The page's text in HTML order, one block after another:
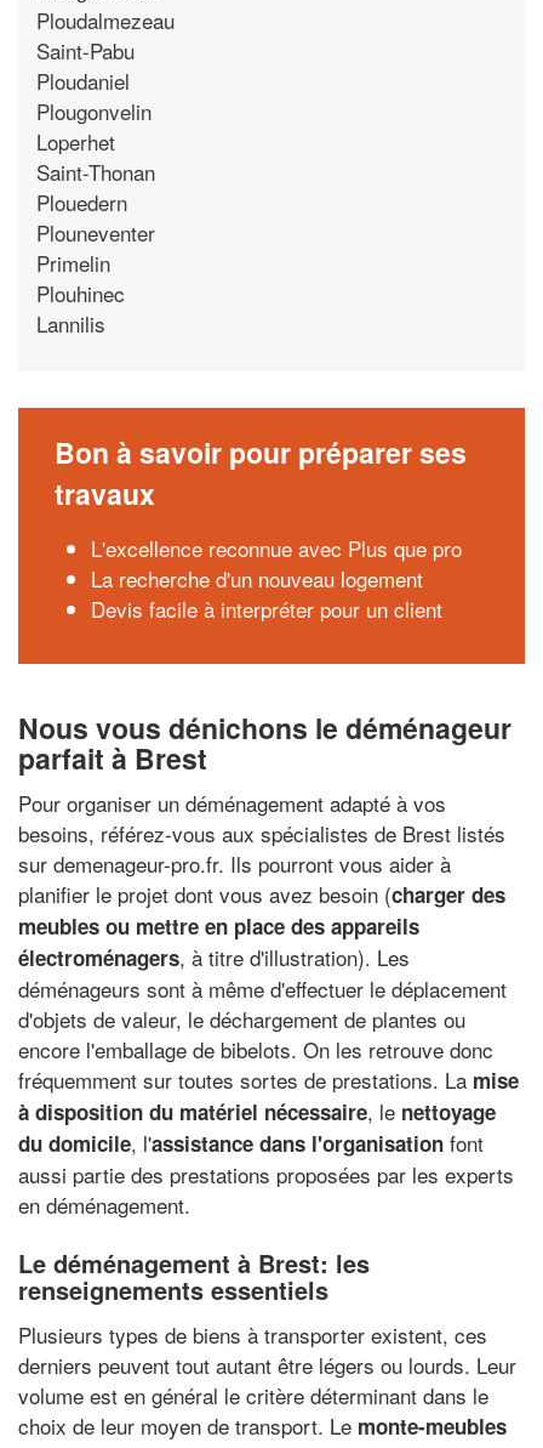
Ploudalmezeau
Saint-Pabu
Ploudaniel
Plougonvelin
Loperhet
Saint-Thonan
Plouedern
Plouneventer
Primelin
Plouhinec
Lannilis
Bon à savoir pour préparer ses
travaux
L'excellence reconnue avec Plus que pro
La recherche d'un nouveau logement
Devis facile à interpréter pour un client
Nous vous dénichons le déménageur
parfait à Brest
Pour organiser un déménagement adapté à vos
besoins, référez-vous aux spécialistes de Brest listés
sur demenageur-pro.fr. Ils pourront vous aider à
planifier le projet dont vous avez besoin (charger des
meubles ou mettre en place des appareils
électroménagers, à titre d'illustration). Les
déménageurs sont à même d'effectuer le déplacement
d'objets de valeur, le déchargement de plantes ou
encore l'emballage de bibelots. On les retrouve donc
fréquemment sur toutes sortes de prestations. La mise
à disposition du matériel nécessaire, le nettoyage
du domicile, l'assistance dans l'organisation font
aussi partie des prestations proposées par les experts
en déménagement.
Le déménagement à Brest: les
renseignements essentiels
Plusieurs types de biens à transporter existent, ces
derniers peuvent tout autant être légers ou lourds. Leur
volume est en général le critère déterminant dans le
choix de leur moyen de transport. Le monte-meubles